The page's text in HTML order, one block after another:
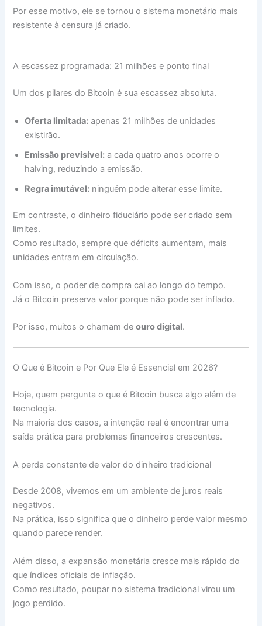
Por esse motivo, ele se tornou o sistema monetário mais
resistente à censura já criado.
A escassez programada: 21 milhões e ponto final
Um dos pilares do Bitcoin é sua escassez absoluta.
Oferta limitada: apenas 21 milhões de unidades
existirão.
Emissão previsível: a cada quatro anos ocorre o
halving, reduzindo a emissão.
Regra imutável: ninguém pode alterar esse limite.
Em contraste, o dinheiro fiduciário pode ser criado sem
limites.
Como resultado, sempre que déficits aumentam, mais
unidades entram em circulação.
Com isso, o poder de compra cai ao longo do tempo.
Já o Bitcoin preserva valor porque não pode ser inflado.
Por isso, muitos o chamam deouro digital.
O Que é Bitcoin e Por Que Ele é Essencial em 2026?
Hoje, quem pergunta o que é Bitcoin busca algo além de
tecnologia.
Na maioria dos casos, a intenção real é encontrar uma
saída prática para problemas financeiros crescentes.
A perda constante de valor do dinheiro tradicional
Desde 2008, vivemos em um ambiente de juros reais
negativos.
Na prática, isso significa que o dinheiro perde valor mesmo
quando parece render.
Além disso, a expansão monetária cresce mais rápido do
que índices oficiais de inflação.
Como resultado, poupar no sistema tradicional virou um
jogo perdido.